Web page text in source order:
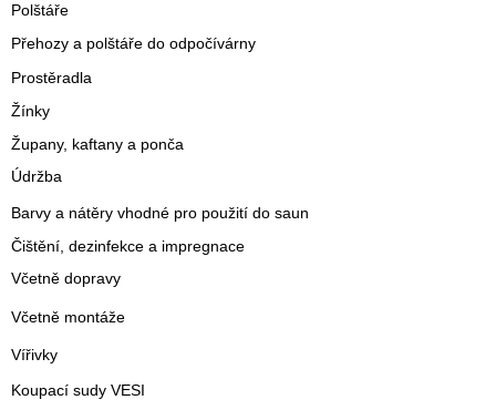
Polštáře
Přehozy a polštáře do odpočívárny
Prostěradla
Žínky
Župany, kaftany a ponča
Údržba
Barvy a nátěry vhodné pro použití do saun
Čištění, dezinfekce a impregnace
Včetně dopravy
Včetně montáže
Vířivky
Koupací sudy VESI